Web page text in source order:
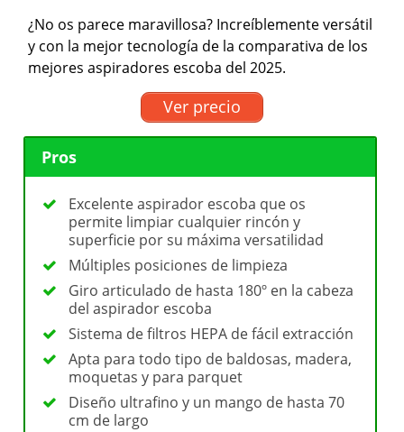
¿No os parece maravillosa? Increíblemente versátil
y con la mejor tecnología de la comparativa de los
mejores aspiradores escoba del 2025.
Ver precio
Pros
Excelente aspirador escoba que os
permite limpiar cualquier rincón y
superficie por su máxima versatilidad
Múltiples posiciones de limpieza
Giro articulado de hasta 180º en la cabeza
del aspirador escoba
Sistema de filtros HEPA de fácil extracción
Apta para todo tipo de baldosas, madera,
moquetas y para parquet
Diseño ultrafino y un mango de hasta 70
cm de largo